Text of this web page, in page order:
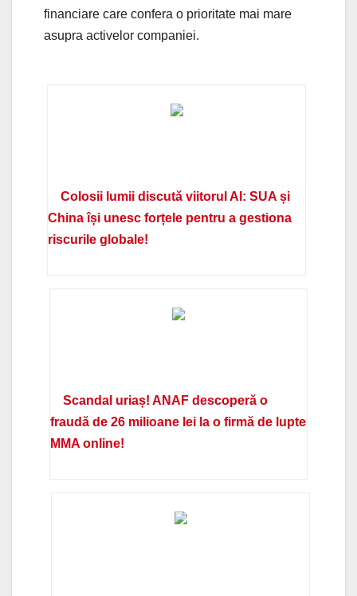
financiare care confera o prioritate mai mare
asupra activelor companiei.
Colosii lumii discută viitorul AI: SUA și
China își unesc forțele pentru a gestiona
riscurile globale!
Scandal uriaș! ANAF descoperă o
fraudă de 26 milioane lei la o firmă de lupte
MMA online!